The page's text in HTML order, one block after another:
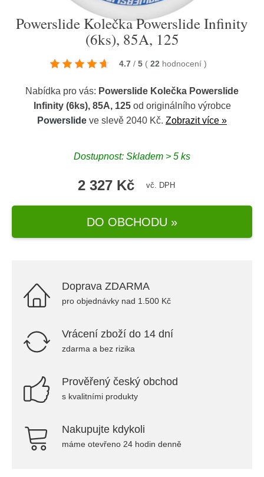
Powerslide Kolečka Powerslide Infinity
(6ks), 85A, 125
4.7 / 5 ( 22 hodnocení )
Nabídka pro vás: Powerslide Kolečka Powerslide
Infinity (6ks), 85A, 125od originálního výrobce
Powerslide ve slevě 2040 Kč. Zobrazit více »
Dostupnost: Skladem > 5 ks
2 327 Kč vč. DPH
DO OBCHODU »
Doprava ZDARMA
pro objednávky nad 1.500 Kč
Vrácení zboží do 14 dní
zdarma a bez rizika
Prověřený český obchod
s kvalitními produkty
Nakupujte kdykoli
máme otevřeno 24 hodin denně